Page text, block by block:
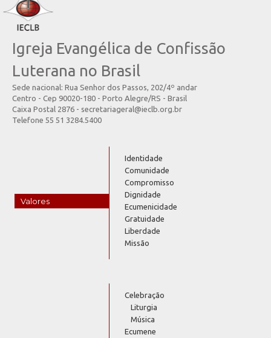
Igreja Evangélica de Confissão
Luterana no Brasil
Sede nacional: Rua Senhor dos Passos, 202/4º andar
Centro - Cep 90020-180 - Porto Alegre/RS - Brasil
Caixa Postal 2876 - secretariageral@ieclb.org.br
Telefone 55 51 3284.5400
Valores
Identidade
Comunidade
Compromisso
Dignidade
Ecumenicidade
Gratuidade
Liberdade
Missão
Celebração
Liturgia
Música
Ecumene